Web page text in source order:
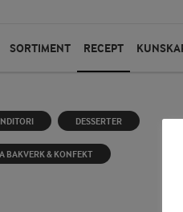
SORTIMENT RECEPT
DESSERTER
BAKVERK & KONFEKT